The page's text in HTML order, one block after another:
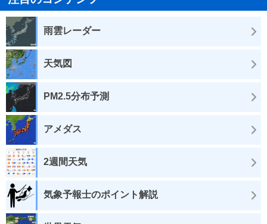
雨雲レーダー
天気図
PM2.5分布予測
アメダス
2週間天気
気象予報士のポイント解説